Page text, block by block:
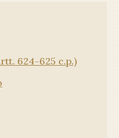
624-625 c.p.)